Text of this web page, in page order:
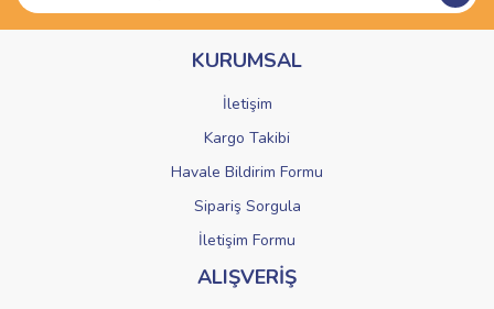
Ürün bilgilerinde hatalar bulunuyor.
Ürün fiyatı diğer sitelerden daha pahalı.
Gönder
KURUMSAL
İletişim
Kargo Takibi
Havale Bildirim Formu
Sipariş Sorgula
İletişim Formu
ALIŞVERİŞ